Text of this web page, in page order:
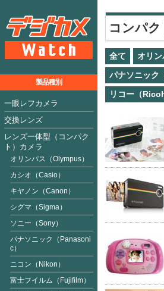
コンパ
全て オリン
パナソニック
リコー（Ricoh
製品種別
一眼レフカメラ
交換レンズ
レンズ一体型（コンパク
ト）カメラ
オリンパス（Olympus）
カシオ（Casio）
キヤノン（Canon）
シグマ（Sigma）
ソニー（Sony）
パナソニック（Panasoni
c）
ニコン（Nikon）
富士フイルム（Fujifilm）